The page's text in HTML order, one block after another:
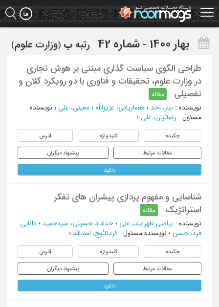
Skip
to
main
بهار 1400 - شماره 42 رتبه ب (وزارت علوم)
طراحی الگوی سیاست گذاری مبتنی بر هوش تجاری
در وزارت علوم، تحقیقات و فناوری با دو رویکرد کلان و
تفصیلی
مقاله
نویسنده : بنار، احد ؛ معماریانی، عزیزالله ؛ معینی، علی ؛ نویسنده
مسئول : رضائیان، علی ؛
چکیده کلیدواژه آدرس
مقالات مرتبط پیشنهاد دیگران
دانلود
شناسایی و مفهوم پردازی پیشران های تفکر
استراتژیک
مقاله
نویسنده : بیاضی طهرابند، علی ؛ خداداد حسینی، سیدحمید ؛ دانایی
فرد، حسن ؛ نویسنده مسئول : کردنائیج، اسدالله ؛
چکیده کلیدواژه آدرس
مقالات مرتبط پیشنهاد دیگران
دانلود